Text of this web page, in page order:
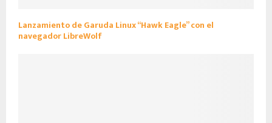
Lanzamiento de Garuda Linux “Hawk Eagle” con el
navegador LibreWolf